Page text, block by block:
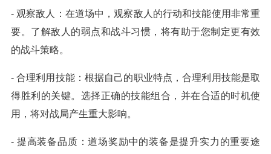
- 观察敌人：在道场中，观察敌人的行动和技能使用非常重
要。了解敌人的弱点和战斗习惯，将有助于您制定更有效
的战斗策略。
- 合理利用技能：根据自己的职业特点，合理利用技能是取
得胜利的关键。选择正确的技能组合，并在合适的时机使
用，将对战局产生重大影响。
- 提高装备品质：道场奖励中的装备是提升实力的重要途